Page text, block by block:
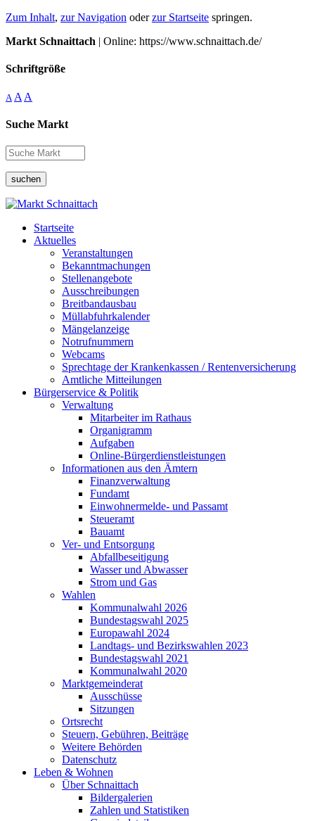
Zum Inhalt, zur Navigation oderzur Startseite springen.
Markt Schnaittach | Online: https://www.schnaittach.de/
Schriftgröße
A A A
Suche Markt
suchen
Startseite
Aktuelles
Veranstaltungen
Bekanntmachungen
Stellenangebote
Ausschreibungen
Breitbandausbau
Müllabfuhrkalender
Mängelanzeige
Notrufnummern
Webcams
Sprechtage der Krankenkassen / Rentenversicherung
Amtliche Mitteilungen
Bürgerservice & Politik
Verwaltung
Mitarbeiter im Rathaus
Organigramm
Aufgaben
Online-Bürgerdienstleistungen
Informationen aus den Ämtern
Finanzverwaltung
Fundamt
Einwohnermelde- und Passamt
Steueramt
Bauamt
Ver- und Entsorgung
Abfallbeseitigung
Wasser und Abwasser
Strom und Gas
Wahlen
Kommunalwahl 2026
Bundestagswahl 2025
Europawahl 2024
Landtags- und Bezirkswahlen 2023
Bundestagswahl 2021
Kommunalwahl 2020
Marktgemeinderat
Ausschüsse
Sitzungen
Ortsrecht
Steuern, Gebühren, Beiträge
Weitere Behörden
Datenschutz
Leben & Wohnen
Über Schnaittach
Bildergalerien
Zahlen und Statistiken